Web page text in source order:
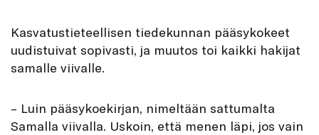
Kasvatustieteellisen tiedekunnan pääsykokeet
uudistuivat sopivasti, ja muutos toi kaikki hakijat
samalle viivalle.
– Luin pääsykoekirjan, nimeltään sattumalta
Samalla viivalla. Uskoin, että menen läpi, jos vain